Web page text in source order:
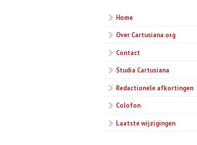
Home
Over Cartusiana.org
Contact
Studia Cartusiana
Redactionele afkortingen
Colofon
Laatste wijzigingen